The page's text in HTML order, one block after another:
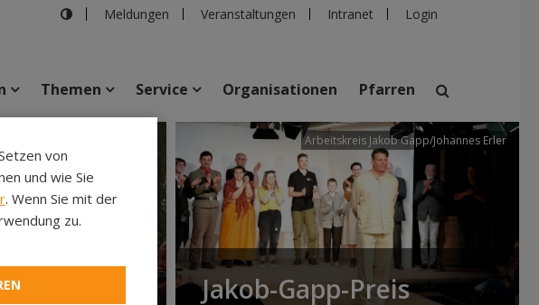
Meldungen Veranstaltungen Intranet Login
suchen
Veranstaltungen Personen Pfarren Einrichtungen
Themen Service Organisationen Pfarren
Arbeitskreis Jakob Gapp/Johannes Erler
Jakob-Gapp-Preis
von
und wie Sie
. Wenn Sie mit der
zu.